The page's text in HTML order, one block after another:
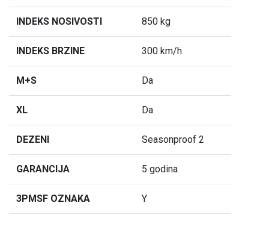
INDEKS NOSIVOSTI 850 kg
INDEKS BRZINE 300 km/h
M+S Da
XL Da
DEZENI Seasonproof 2
GARANCIJA 5 godina
3PMSF OZNAKA Y